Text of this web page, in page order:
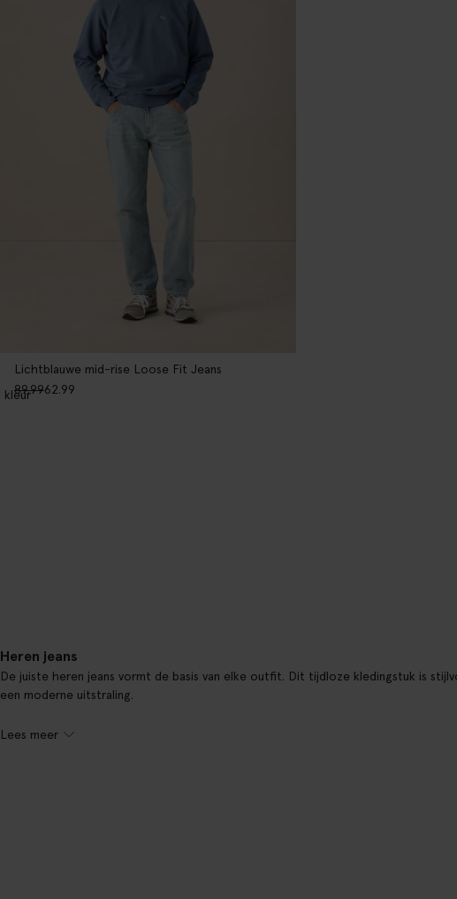
Lichtblauwe mid-rise Loose Fit Jeans
89.9962.99
kleur
Heren jeans
De juiste heren jeans vormt de basis van elke outfit. Dit tijdloze kledingstuk is
een moderne uitstraling.
Lees meer